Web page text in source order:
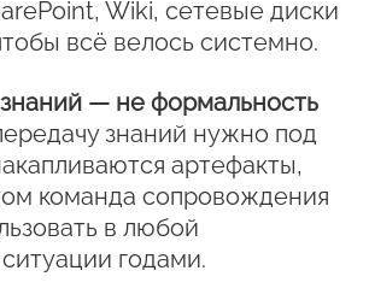
Wiki, сетевые диски
всё велось системно.
— не формальность
знаний нужно под
артефакты,
команда сопровождения
в любой
годами.